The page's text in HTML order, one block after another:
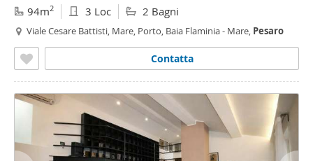
94m2 3 Loc 2 Bagni
Viale Cesare Battisti, Mare, Porto, Baia Flaminia - Mare, Pesaro
Contatta